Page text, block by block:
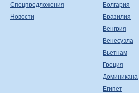
Спецпредложения
Новости
Болгария
Бразилия
Венгрия
Венесуэла
Вьетнам
Греция
Доминикана
Египет